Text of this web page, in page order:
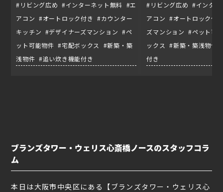
#リビング広め #インターネット無料 #エ
アコン #オートロック付き #カウンター
キッチン #デザイナーズマンション #ペ
ット可能物件 #宅配ボックス #新築・築
浅物件 #追い炊き機能付き
#リビング広め #インタ
アコン #オートロック付
ズマンション #ペット可
ックス #新築・築浅物件
付き
ブランズタワー・ウェリス心斎橋ノースのスタッフコラ
ム
本日は大阪市中央区にある【ブランズタワー・ウェリス心